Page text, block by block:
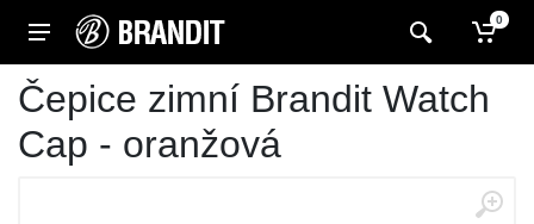
0
Čepice zimní Brandit Watch
Cap - oranžová